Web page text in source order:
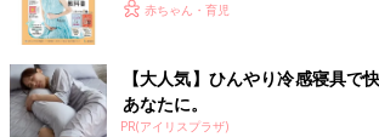
赤ちゃん・育児
【大人気】ひんやり冷感寝具で
あなたに。
PR(アイリスプラザ)